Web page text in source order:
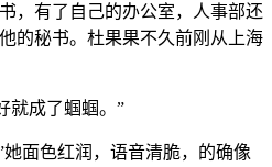
，有了自己的办公室，人事部还
的秘书。杜果果不久前刚从上海
就成了蝈蝈。”
面色红润，语音清脆，的确像